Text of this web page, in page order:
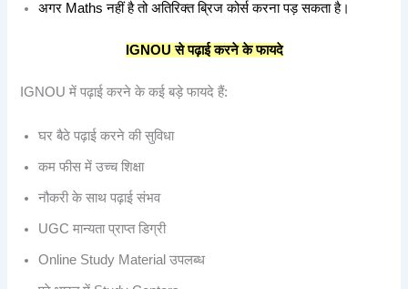
अगर Maths नहीं है तो अतिरिक्त ब्रिज कोर्स करना पड़ सकता है।
IGNOUसेपढ़ाईकरनेकेफायदे
IGNOU में पढ़ाई करने के कई बड़े फायदे हैं:
घर बैठे पढ़ाई करने की सुविधा
कम फीस में उच्च शिक्षा
नौकरी के साथ पढ़ाई संभव
UGC मान्यता प्राप्त डिग्री
Online Study Material उपलब्ध